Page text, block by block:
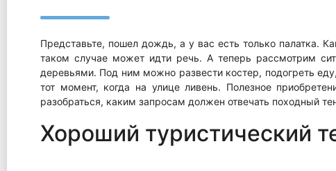
Представьте, пошел дождь, а у вас есть только палатка.
таком случае может идти речь. А теперь рассмотрим
деревьями. Под ним можно развести костер, подогреть
тот момент, когда на улице ливень. Полезное
разобраться, каким запросам должен отвечать походный
Хороший туристический